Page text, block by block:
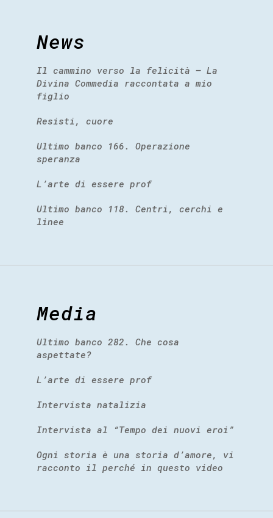
News
Il cammino verso la felicità – La
Divina Commedia raccontata a mio
figlio
Resisti, cuore
Ultimo banco 166. Operazione
speranza
L’arte di essere prof
Ultimo banco 118. Centri, cerchi e
linee
Media
Ultimo banco 282. Che cosa
aspettate?
L’arte di essere prof
Intervista natalizia
Intervista al “Tempo dei nuovi eroi”
Ogni storia è una storia d’amore, vi
racconto il perché in questo video